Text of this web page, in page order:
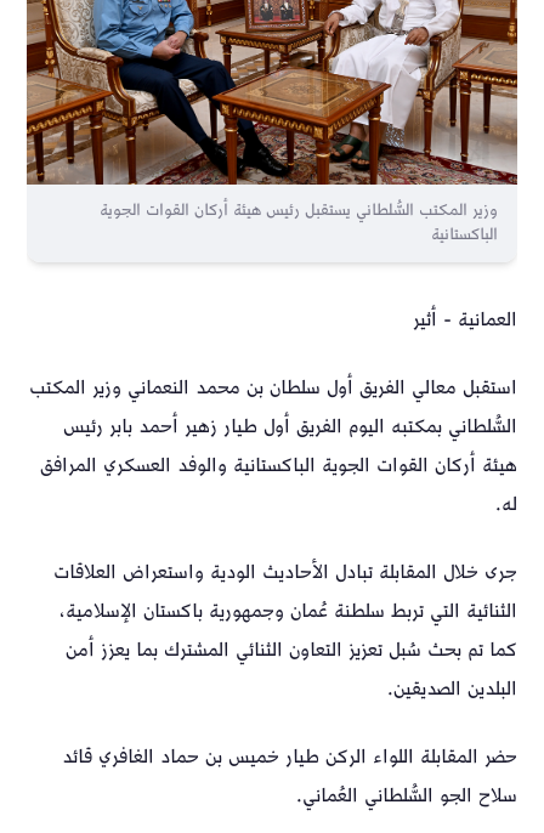
وزير المكتب السُّلطاني يستقبل رئيس هيئة أركان القوات الجوية
الباكستانية
العمانية - أثير
استقبل معالي الفريق أول سلطان بن محمد النعماني وزير المكتب
السُّلطاني بمكتبه اليوم الفريق أول طيار زهير أحمد بابر رئيس
هيئة أركان القوات الجوية الباكستانية والوفد العسكري المرافق
له.
جرى خلال المقابلة تبادل الأحاديث الودية واستعراض العلاقات
الثنائية التي تربط سلطنة عُمان وجمهورية باكستان الإسلامية،
كما تم بحث سُبل تعزيز التعاون الثنائي المشترك بما يعزز أمن
البلدين الصديقين.
حضر المقابلة اللواء الركن طيار خميس بن حماد الغافري قائد
سلاح الجو السُّلطاني العُماني.